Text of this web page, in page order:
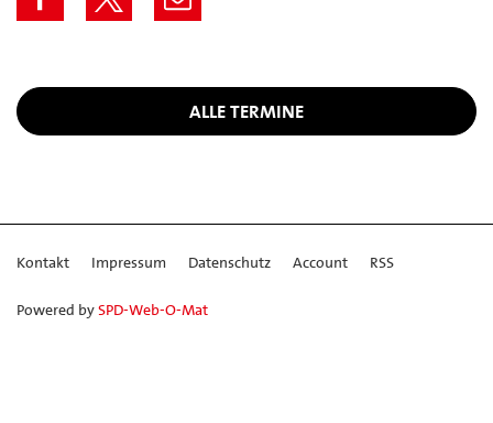
ALLE TERMINE
Kontakt Impressum Datenschutz Account RSS
Powered bySPD-Web-O-Mat